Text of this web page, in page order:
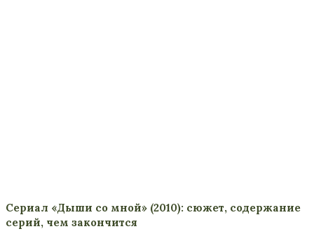
Сериал «Дыши со мной» (2010): сюжет, содержание
серий, чем закончится